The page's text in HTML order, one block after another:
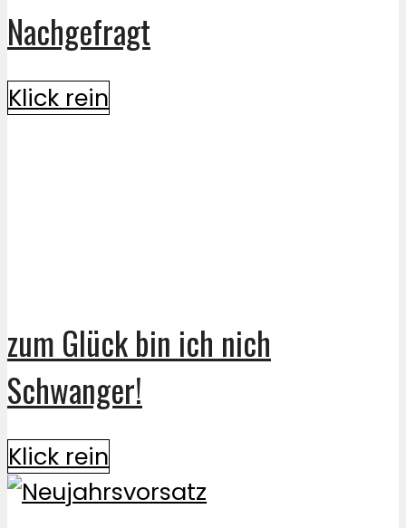
Nachgefragt
Klick rein
zum Glück bin ich nich
Schwanger!
Klick rein